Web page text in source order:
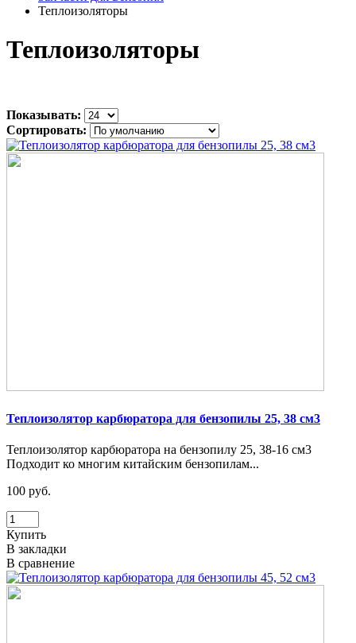
Теплоизоляторы
Теплоизоляторы
Показывать:
Сортировать:
Теплоизолятор карбюратора для бензопилы 25, 38 см3
Теплоизолятор карбюратора на бензопилу 25, 38-16 см3
Подходит ко многим китайским бензопилам...
100 руб.
Купить
В закладки
В сравнение